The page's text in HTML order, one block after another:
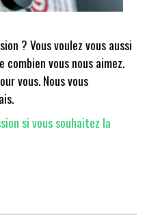
? Vous voulez vous aussi
vous nous aimez.
vous. Nous vous
si vous souhaitez la